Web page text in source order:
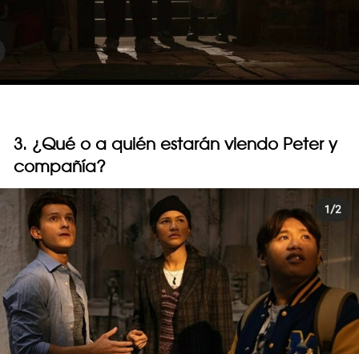
3. ¿Qué o a quién estarán viendo Peter y
compañía?